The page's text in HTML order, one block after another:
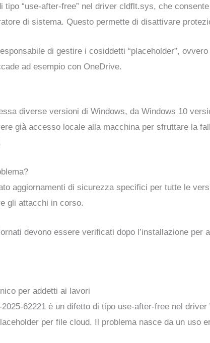
tipo “use-after-free” nel driver cldflt.sys, che
di sistema. Questo permette di disattivare
di gestire i cosiddetti “placeholder”,
ad esempio con OneDrive.
diverse versioni di Windows, da Windows 10
già accesso locale alla macchina per sfruttare la
aggiornamenti di sicurezza specifici per tutte le
gli attacchi in corso.
devono essere verificati dopo l’installazione
per addetti ai lavori
62221 è un difetto di tipo use-after-free nel
per file cloud. Il problema nasce da un uso